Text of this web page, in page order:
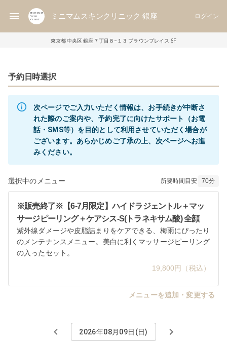
ミニマムスキンクリニック 銀座 ログイン
東京都 中央区 銀座７丁目８−１３ ブラウンプレイス 6F
予約日時選択
次ページでご入力いただく情報は、お手続きが中断さ
れた際のご案内や、予約完了に向けたサポート（お電
話・SMS等）を目的として利用させていただく場合が
ございます。あらかじめご了承の上、次ページへお進
みください。
選択中のメニュー 所要時間目安 70分
※販売終了※【6-7月限定】ハイドラジェントル＋マッ
サージピーリング＋ケアシス-S(トラネキサム酸) 全顔
紫外線ダメージや皮脂詰まりをケアできる、梅雨にぴったり
のメンテナンスメニュー。美白に利くマッサージピーリング
の入ったセット。
19,800円（税込）
メニューを追加・変更する
2026年08月09日(日)